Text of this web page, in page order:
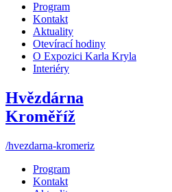
Program
Kontakt
Aktuality
Otevírací hodiny
O Expozici Karla Kryla
Interiéry
Hvězdárna
Kroměříž
/hvezdarna-kromeriz
Program
Kontakt